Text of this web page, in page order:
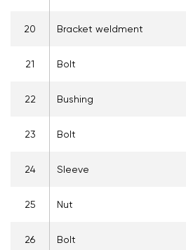
20 Bracket weldment
21 Bolt
22 Bushing
23 Bolt
24 Sleeve
25 Nut
26 Bolt